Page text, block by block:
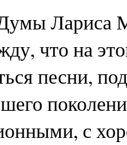
Лариса
что на
песни,
с